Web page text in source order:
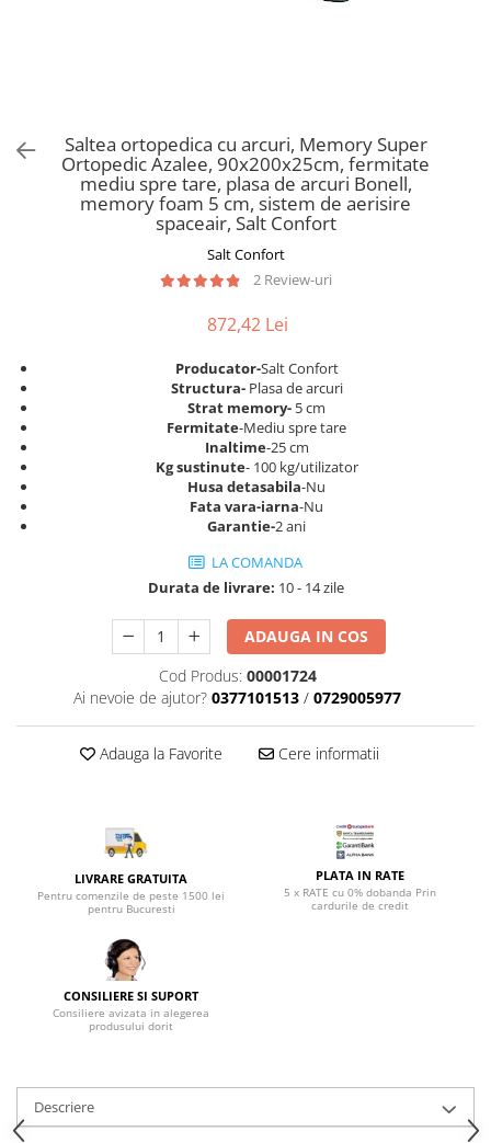
Saltele Memory Pocket
Saltele cu plasa arcuri
Saltele cu spuma
Saltele cu spuma poliuretanica
Saltele 160x200
Saltele 180x200
Top saltele
Top saltele 5 cm
Top saltele 10 cm
Top saltele memory 5 cm
Top saltele MemoHR 6.5 cm
Saltele cu plasa de arcuri
Scaune pentru living
Seturi comode living si vitrine
Set mese plus scaune
Etajere Birou
Dulap birou
Birouri
Scaune pentru birou
Scaune pentru vizitatori
Scaune manager
Scaune pentru bucatarie
Seturi mese si scaune bucatarie
Suporturi si rafturi pantofi
Seturi mobilier hol
Stender haine
Suport pentru umerase
Mobilier gradinita
Mese gradinita
Scaune gradinita
Mobilier copii
Mobila camera copii
Scaune birou copii
Scaune resigilate
Scaune gradinita
Scaune terasa si outdoor
Saltea ortopedica cu arcuri, Memory Super
Ortopedic Azalee, 90x200x25cm, fermitate
mediu spre tare, plasa de arcuri Bonell,
memory foam 5 cm, sistem de aerisire
spaceair, Salt Confort
Salt Confort
2 Review-uri
872,42 Lei
Producator-Salt Confort
Structura-Plasa de arcuri
Strat memory- 5 cm
Fermitate-Mediu spre tare
Inaltime-25 cm
Kg sustinute- 100 kg/utilizator
Husa detasabila-Nu
Fata vara-iarna-Nu
Garantie-2 ani
LA COMANDA
Durata de livrare: 10 - 14 zile
ADAUGA IN COS
Cod Produs: 00001724
Ai nevoie de ajutor? 0377101513 / 0729005977
Adauga la Favorite Cere informatii
LIVRARE GRATUITA
Pentru comenzile de peste 1500 lei
pentru Bucuresti
PLATA IN RATE
5 x RATE cu 0% dobanda Prin
cardurile de credit
CONSILIERE SI SUPORT
Consiliere avizata in alegerea
produsului dorit
Descriere